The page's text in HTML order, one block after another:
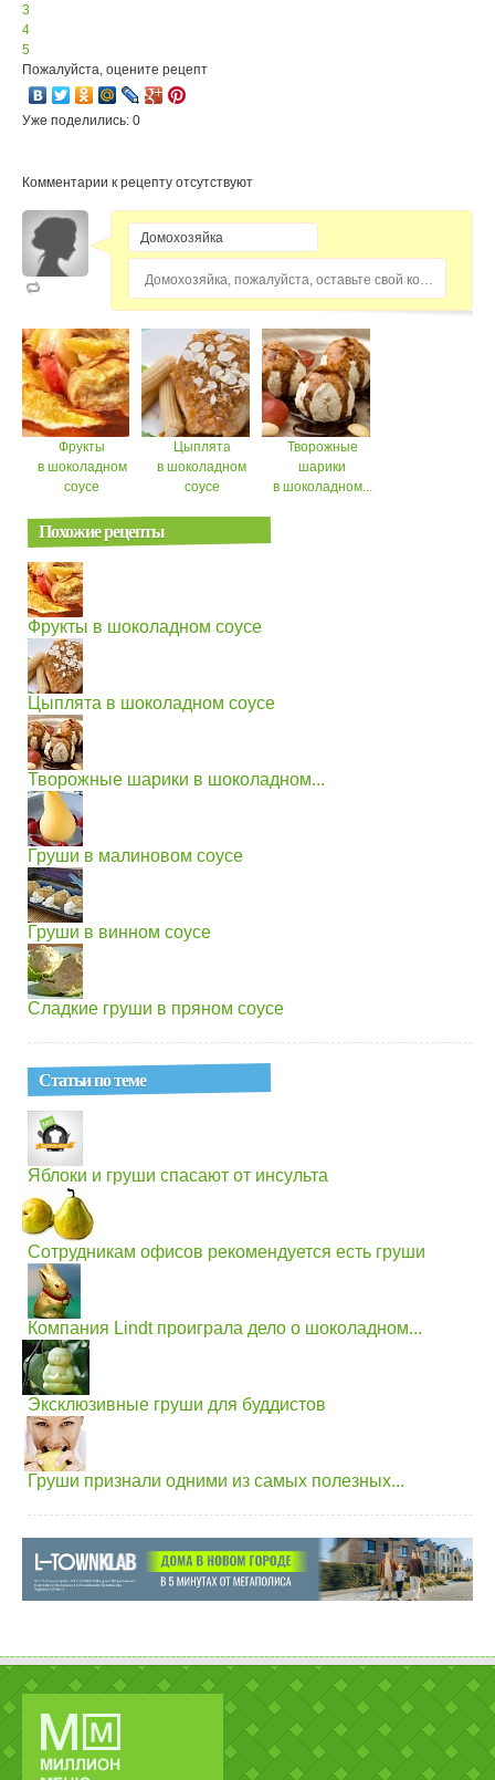
3
4
5
Пожалуйста, оцените рецепт
Уже поделились: 0
Комментарии к рецепту отсутствуют
Домохозяйка, пожалуйста, оставьте свой комментарий...
Фрукты
в шоколадном
соусе
Цыплята
в шоколадном
соусе
Творожные
шарики
в шоколадном...
Похожие рецепты
Фрукты в шоколадном соусе
Цыплята в шоколадном соусе
Творожные шарики в шоколадном...
Груши в малиновом соусе
Груши в винном соусе
Сладкие груши в пряном соусе
Статьи по теме
Яблоки и груши спасают от инсульта
Сотрудникам офисов рекомендуется есть груши
Компания Lindt проиграла дело о шоколадном...
Эксклюзивные груши для буддистов
Груши признали одними из самых полезных...